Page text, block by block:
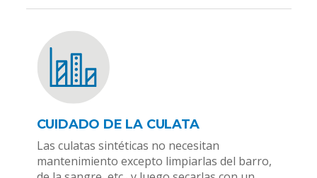
CUIDADO DE LA CULATA
Las culatas sintéticas no necesitan
mantenimiento excepto limpiarlas del barro,